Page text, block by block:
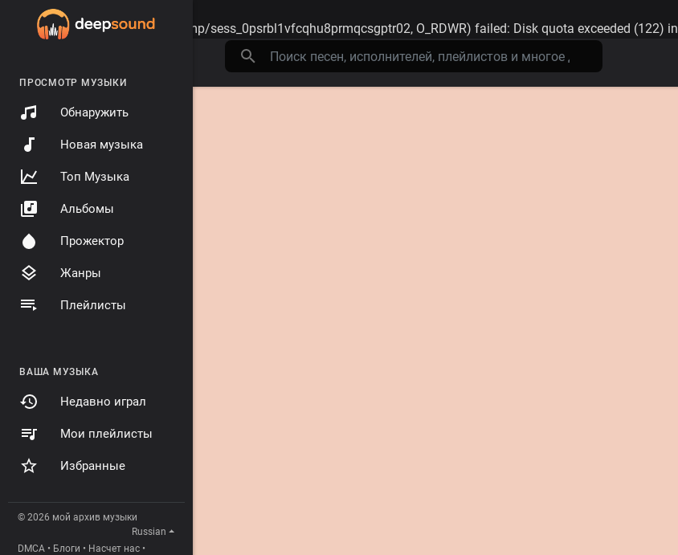
Warning: session_start(): open(/tmp/sess_0psrbl1vfcqhu8prmqcsgptr02, O_RDWR) failed: Disk quota exceeded (122) in
ПРОСМОТР МУЗЫКИ
Обнаружить
Новая музыка
Топ Музыка
Альбомы
Прожектор
Жанры
Плейлисты
ВАША МУЗЫКА
Недавно играл
Мои плейлисты
Избранные
© 2026 мой архив музыки
Russian
DMCA • Блоги • Насчет нас •